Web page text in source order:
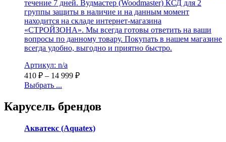
течение 7 дней. Вудмастер (Woodmaster) КСД для 2
группы защиты в наличие и на данным момент
находится на складе интернет-магазина
«СТРОЙЗОНА». Мы всегда готовы ответить на ваши
вопросы по данному товару. Покупать в нашем магазине
всегда удобно, выгодно и приятно быстро.
Артикул: n/a
410 ₽ – 14 999 ₽
Выбрать ...
Карусель брендов
Акватекс (Aquatex)